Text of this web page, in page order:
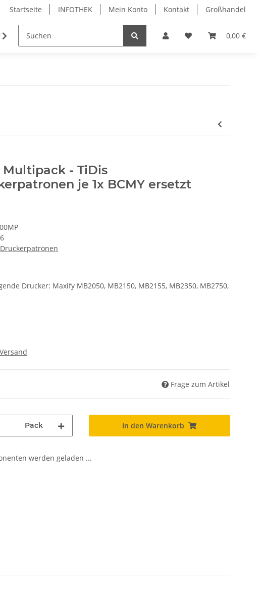
Startseite INFOTHEK Mein Konto Kontakt Großhandel
0,00 €
& Bürobedarf PVC Kartendrucker & Zubehör TiDis
Multipack - TiDis
je 1x BCMY ersetzt
Druckerpatronen
Drucker: Maxify MB2050, MB2150, MB2155, MB2350, MB2750,
Versand
Frage zum Artikel
Pack In den Warenkorb
werden geladen ...